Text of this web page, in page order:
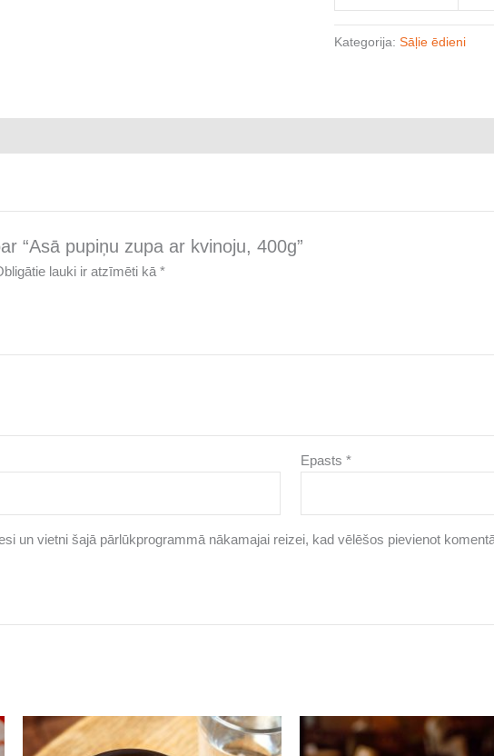
Kategorija: Sāļie ēdieni
“Asā pupiņu zupa ar kvinoju, 400g”
lauki ir atzīmēti kā*
Epasts*
un vietni šajā pārlūkprogrammā nākamajai reizei, kad vēlēšos pievienot